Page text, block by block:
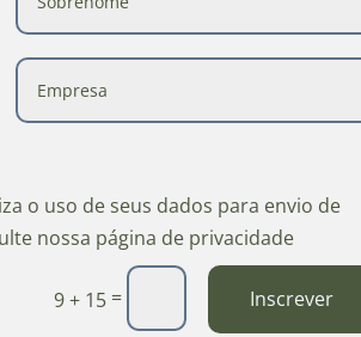
o uso de seus dados para envio de
nossa página de privacidade
9 + 15= Inscrever